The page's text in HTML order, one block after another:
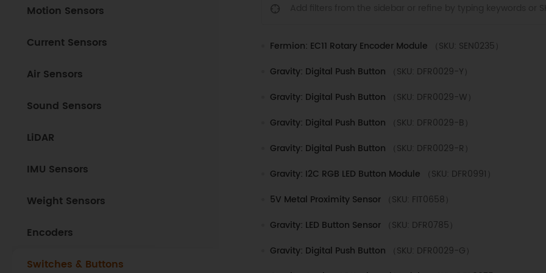
Motion Sensors
Current Sensors
Air Sensors
Sound Sensors
LiDAR
IMU Sensors
Weight Sensors
Encoders
Switches & Buttons
Fermion: EC11 Rotary Encoder Module
（SKU: SEN0235）
Gravity: Digital Push Button
（SKU: DFR0029-Y）
Gravity: Digital Push Button
（SKU: DFR0029-W）
Gravity: Digital Push Button
（SKU: DFR0029-B）
Gravity: Digital Push Button
（SKU: DFR0029-R）
Gravity: I2C RGB LED Button Module
（SKU: DFR0991）
5V Metal Proximity Sensor （SKU: FIT0658）
Gravity: LED Button Sensor （SKU: DFR0785）
Gravity: Digital Push Button
（SKU: DFR0029-G）